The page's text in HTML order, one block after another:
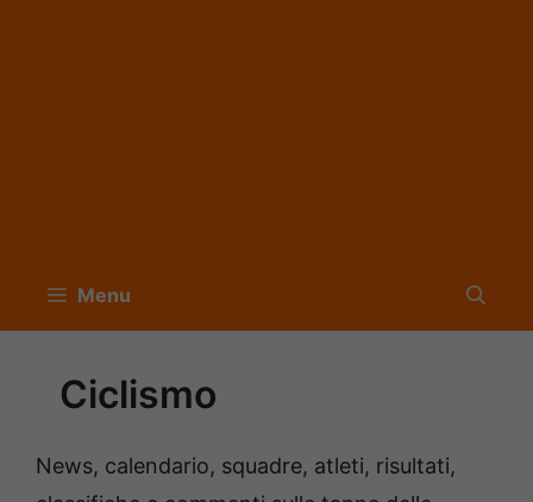
Menu
Ciclismo
News, calendario, squadre, atleti, risultati,